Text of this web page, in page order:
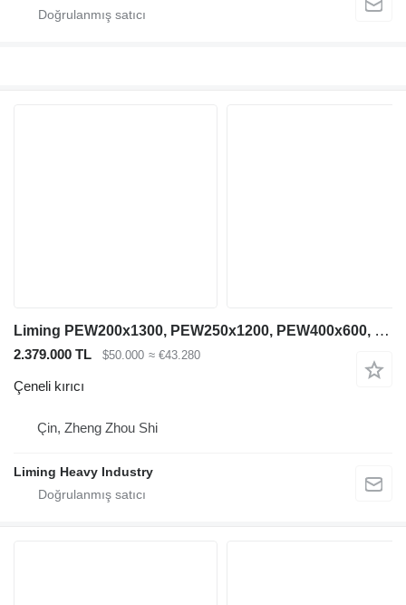
Liming PEW200x1300, PEW250x1200, PEW400x600, PEW760, PEW1100
2.379.000 TL $50.000 ≈ €43.280
Çeneli kırıcı
Çin, Zheng Zhou Shi
Liming Heavy Industry